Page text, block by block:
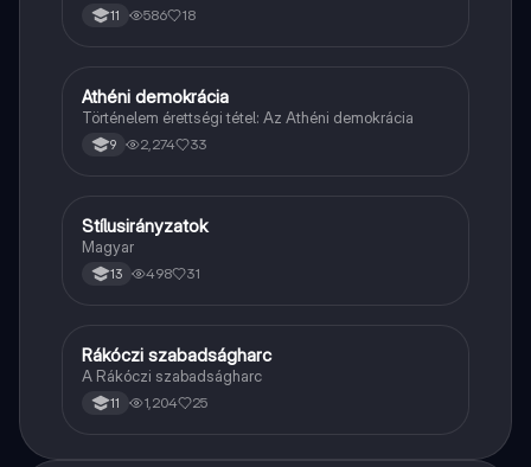
11 586 18
Töri
Athéni demokrácia
Történelem érettségi tétel: Az Athéni demokrácia
9 2,274 33
Magyar
Stílusirányzatok
Magyar
13 498 31
Töri
Rákóczi szabadságharc
A Rákóczi szabadságharc
11 1,204 25